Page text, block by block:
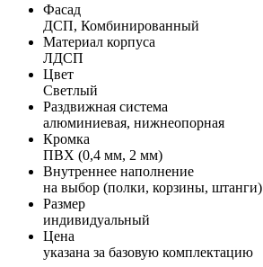
Фасад
ДСП, Комбинированный
Материал корпуса
ЛДСП
Цвет
Светлый
Раздвижная система
алюминиевая, нижнеопорная
Кромка
ПВХ (0,4 мм, 2 мм)
Внутреннее наполнение
на выбор (полки, корзины, штанги)
Размер
индивидуальный
Цена
указана за базовую комплектацию